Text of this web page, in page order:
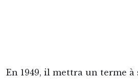
l’origine un milieu offensif